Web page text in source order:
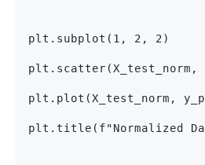
plt.subplot(1, 2, 2)
plt.plot(X_test_norm,
plt.title(f"Normalized